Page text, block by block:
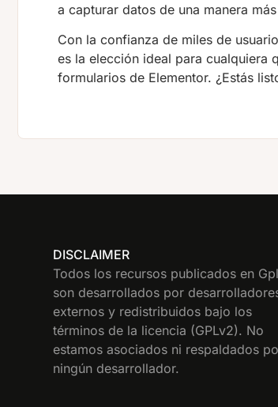
a capturar datos de una manera
Con la confianza de miles de
es la elección ideal para cualquiera
formularios de Elementor. ¿Estás
DISCLAIMER
Todos los recursos publicados en
son desarrollados por
externos y redistribuidos bajo los
términos de la licencia (GPLv2). No
estamos asociados ni respaldados
ningún desarrollador.